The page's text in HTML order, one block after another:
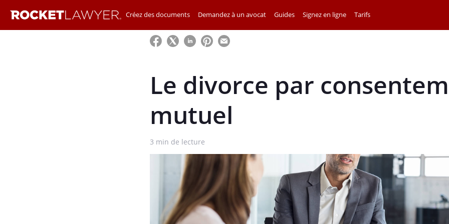
Créez des documents Demandez à un avocat Guides Signez en ligne Tarifs
Le divorce par
mutuel
3 min de lecture